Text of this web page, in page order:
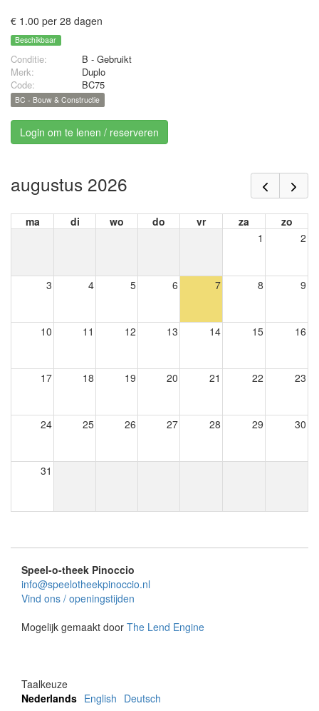
€ 1.00 per 28 dagen
Beschikbaar
Conditie:
B - Gebruikt
Merk:
Duplo
Code:
BC75
BC - Bouw & Constructie
Login om te lenen / reserveren
augustus 2026
ma di wo do vr za
zo
1
2
3 4 5 6 7 8 9
10 11 12 13 14 15 16
17 18 19 20 21 22 23
24 25 26 27 28 29 30
31
Speel-o-theek Pinoccio
info@speelotheekpinoccio.nl
Vind ons / openingstijden
Mogelijk gemaakt door The Lend Engine
Taalkeuze
Nederlands English Deutsch